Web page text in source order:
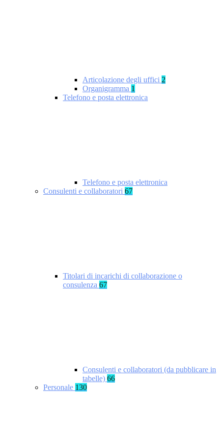
Articolazione degli uffici 2
Organigramma 1
Telefono e posta elettronica
Telefono e posta elettronica
Consulenti e collaboratori 67
Titolari di incarichi di collaborazione o
consulenza 67
Consulenti e collaboratori (da pubblicare in
tabelle) 66
Personale 130